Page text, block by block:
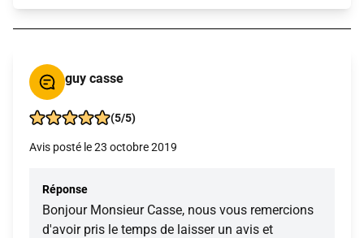
guy casse
(5/5)
Avis posté le 23 octobre 2019
Réponse
Bonjour Monsieur Casse, nous vous remercions
d'avoir pris le temps de laisser un avis et